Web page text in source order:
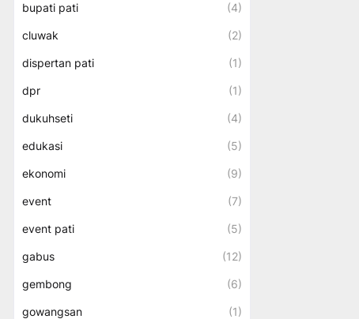
bupati pati (4)
cluwak (2)
dispertan pati (1)
dpr (1)
dukuhseti (4)
edukasi (5)
ekonomi (9)
event (7)
event pati (5)
gabus (12)
gembong (6)
gowangsan (1)